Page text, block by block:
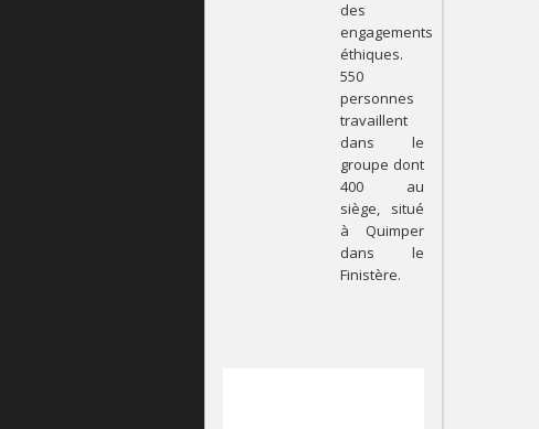
des
engagements
éthiques.
550
personnes
travaillent
dans le
groupe dont
400 au
siège, situé
à Quimper
dans le
Finistère.